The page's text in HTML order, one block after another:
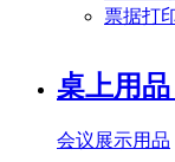
桌上用品
会议展示用品